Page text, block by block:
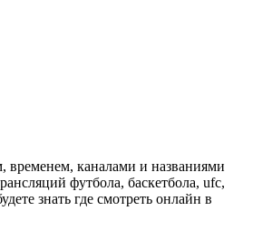
временем, каналами и названиями
футбола, баскетбола, ufc,
знать где смотреть онлайн в